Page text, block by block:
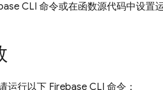
CLI 命令或在函数源代码中设置
运行以下 Firebase CLI 命令：